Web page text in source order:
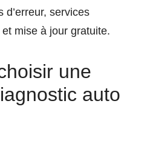
d’erreur, services
mise à jour gratuite.
une
auto